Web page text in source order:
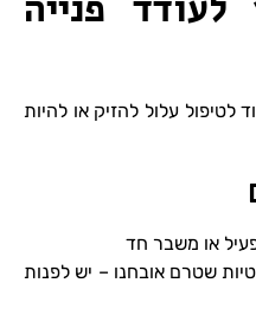
לטיפול עלול להזיק או להיות
או משבר חד
שטרם אובחנו – יש לפנות